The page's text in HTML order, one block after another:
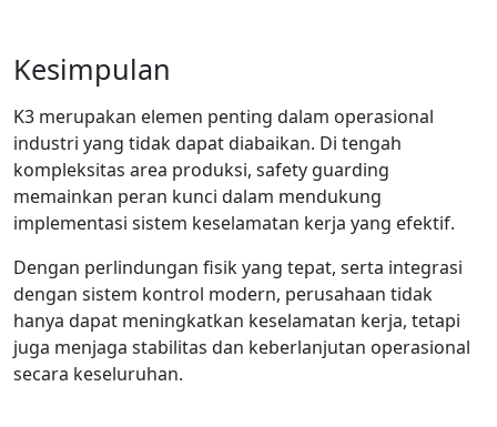
Kesimpulan
K3 merupakan elemen penting dalam operasional
industri yang tidak dapat diabaikan. Di tengah
kompleksitas area produksi, safety guarding
memainkan peran kunci dalam mendukung
implementasi sistem keselamatan kerja yang efektif.
Dengan perlindungan fisik yang tepat, serta integrasi
dengan sistem kontrol modern, perusahaan tidak
hanya dapat meningkatkan keselamatan kerja, tetapi
juga menjaga stabilitas dan keberlanjutan operasional
secara keseluruhan.